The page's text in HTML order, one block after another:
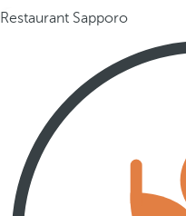
Restaurant Sapporo